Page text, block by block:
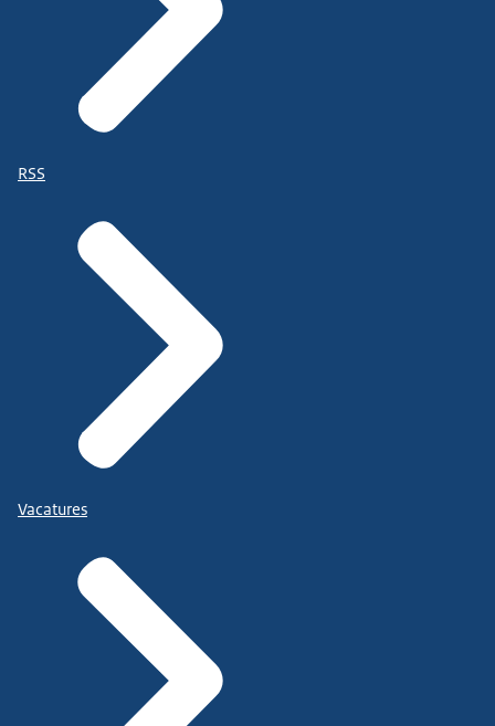
RSS
Vacatures